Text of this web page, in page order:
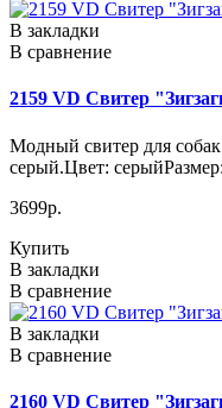
В закладки
В сравнение
2159 VD Свитер
Модный свитер для
серый.Цвет:
3699р.
Купить
В закладки
В сравнение
В закладки
В сравнение
2160 VD Свитер